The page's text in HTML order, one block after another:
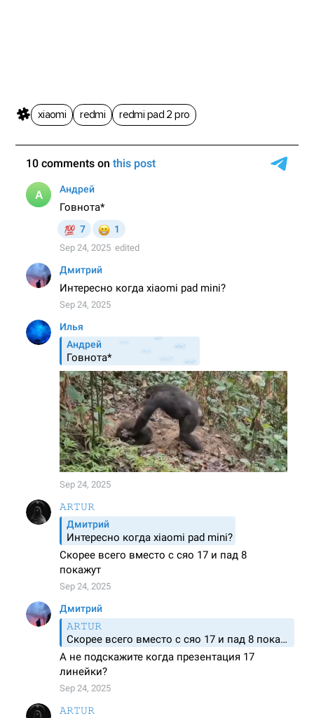
xiaomi redmi redmi pad 2 pro